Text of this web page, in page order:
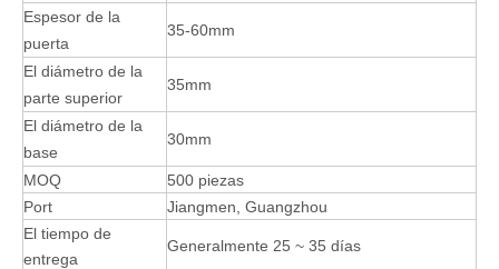
Espesor de la
puerta
35-60mm
El diámetro de la
parte superior
35mm
El diámetro de la
base
30mm
MOQ
500 piezas
Port
Jiangmen, Guangzhou
El tiempo de
entrega
Generalmente 25 ~ 35 días